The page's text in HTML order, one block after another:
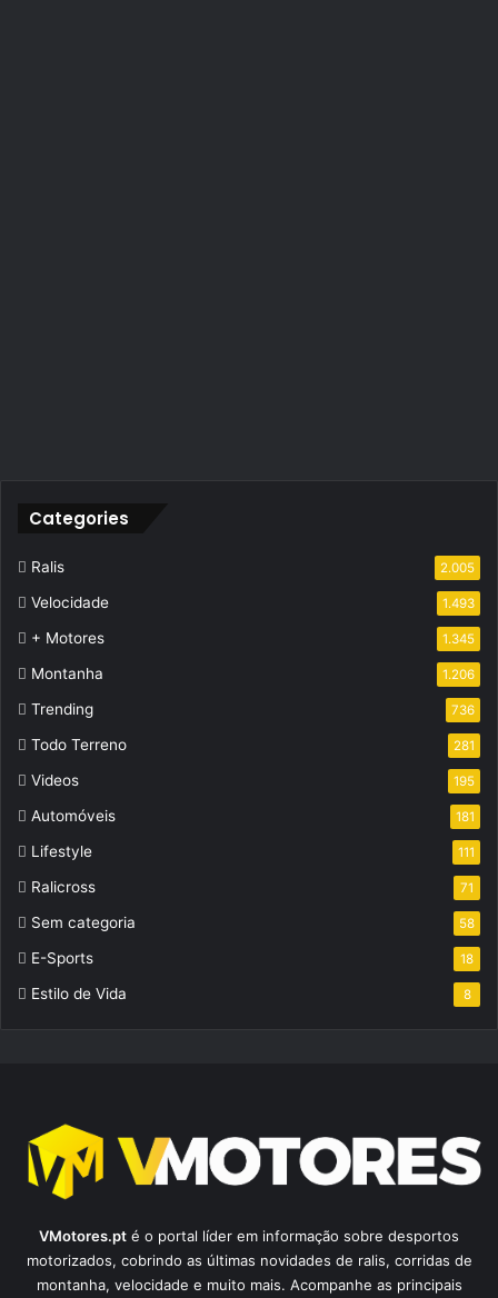
Categories
Ralis 2.005
Velocidade 1.493
+ Motores 1.345
Montanha 1.206
Trending 736
Todo Terreno 281
Videos 195
Automóveis 181
Lifestyle 111
Ralicross 71
Sem categoria 58
E-Sports 18
Estilo de Vida 8
VMotores.pt é o portal líder em informação sobre desportos
motorizados, cobrindo as últimas novidades de ralis, corridas de
montanha, velocidade e muito mais. Acompanhe as principais